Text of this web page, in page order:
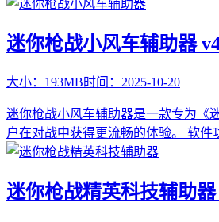
迷你枪战小风车辅助器
大小： 193MB时间： 2025-10-20
迷你枪战小风车辅助器是一款专为《
户在对战中获得更流畅的体验。 软
迷你枪战精英科技辅助器